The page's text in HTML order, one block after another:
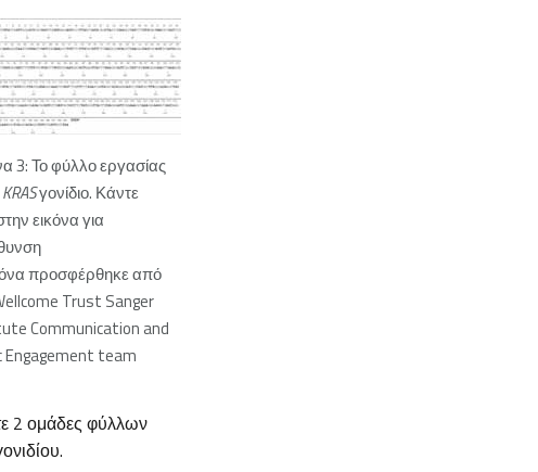
3: Το φύλλο εργασίας
KRASγονίδιο. Κάντε
εικόνα για
προσφέρθηκε από
Trust Sanger
Communication and
Engagement team
2 ομάδες φύλλων